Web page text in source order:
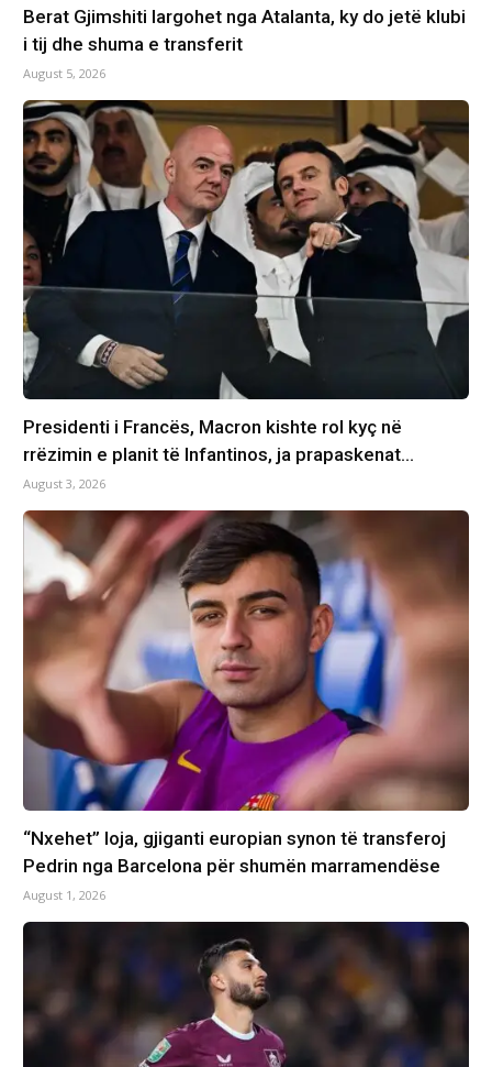
Berat Gjimshiti largohet nga Atalanta, ky do jetë klubi
i tij dhe shuma e transferit
August 5, 2026
Presidenti i Francës, Macron kishte rol kyç në
rrëzimin e planit të Infantinos, ja prapaskenat…
August 3, 2026
“Nxehet” loja, gjiganti europian synon të transferoj
Pedrin nga Barcelona për shumën marramendëse
August 1, 2026